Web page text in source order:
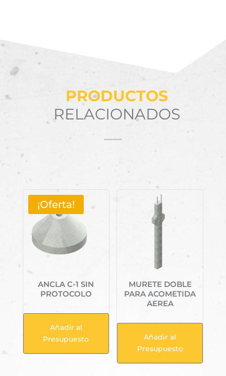
PRODUCTOS
RELACIONADOS
¡Oferta!
ANCLA C-1 SIN
PROTOCOLO
Añadir al
Presupuesto
MURETE DOBLE
PARA ACOMETIDA
AEREA
Añadir al
Presupuesto